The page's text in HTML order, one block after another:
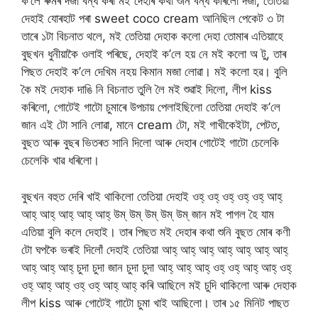
দেহাই যোৰহাট পৰা sweet coco cream আনিছিল পেকেট ৩ টা
তাৰে ১টা বিচনাত থলে, মই তেতিয়া দেহাক কলো দেহা তোমাৰ এতিয়াহে
বুছখন ধুনীয়াকৈ ওলাই পৰিছে, দেহাই ক’লে হয় নে ম‌ই কলো অ টু, তাৰ
পিছত দেহাই ক’লে দেখিম নহয় কিমান মজা লোৱা। মই কলো হৱ। বুলি
কৈ ম‌ই দেহাক দাঙি নি বিচনাত তুলি লৈ মই শুৱাই দিলো, লীপ kiss
কৰিলো, গোটেই গাটো চুমাৰে উপচায় পেলাইছিলো তেতিয়া দেহাই ক’লে
জান এই টো সানি লোৱা, মানে cream টো, ম‌ই গাখীকেইটা, পেটত,
বুছত আৰু বুছৰ ভিতৰত সানি দিলো আৰু দেহাৰ গোটেই গাটো চেলেকি
চেলেকি খাৱ ধৰিলো।
বুছখন বহুত দেৰি খাই থাকিলো তেতিয়া দেহাই ওহ্ ওহ্ ওহ্ ওহ্ ওহ্ আহ্
আহ্ আহ্ আহ্ আহ্ আহ্ উম্ উম্ উম্ উম্ উম্ জান ম‌ই পাগল হৈ যাম
এতিয়া বুলি কলে দেহাই। তাৰ পিছত ম‌ই দেহাৰ কথা শুনি বুছত মোৰ কণী
টো ঘপকৈ ভৰাই দিলোঁ দেহাই তেতিয়া আহ্ আহ্ আহ্ আহ্ আহ্ আহ্ আহ্
আহ্ আহ্ আহ্ চুদা চুদা জান চুদা চুদা আহ্ আহ্ আহ্ ওহ্ ওহ্ আহ্ আহ্ ওহ্
ওহ্ আহ্ আহ্ ওহ্ ওহ্ আহ্ আহ্ কৰি আছিলে ম‌ই চুদি থাকিলো আৰু দেহাক
লীপ kiss আৰু গোটেই গাটো চুমা খাই আছিলো। তাৰ ১৫ মিনিট পাছত